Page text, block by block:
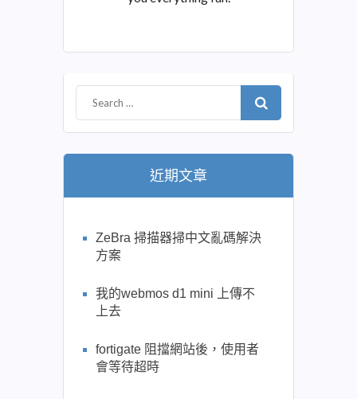
近期文章
ZeBra 掃描器掃中文亂碼解決
方案
我的webmos d1 mini 上傳不
上去
fortigate 阻擋網站後，使用者
會等待超時